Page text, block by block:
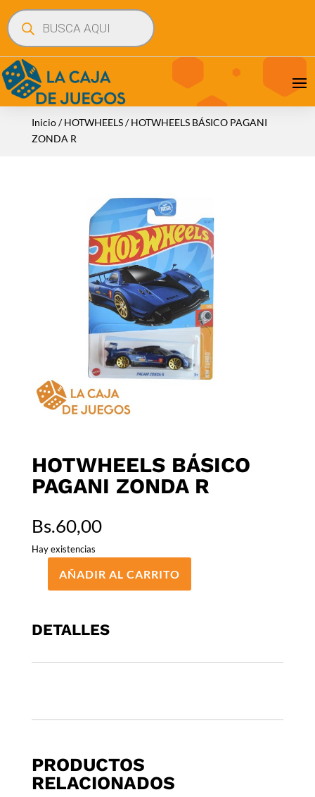
Búsqueda
de
productos
Inicio/HOTWHEELS/ HOTWHEELS BÁSICO PAGANI
ZONDA R
HOTWHEELS BÁSICO
PAGANI ZONDA R
Bs.60,00
Hay existencias
HOTWHEELS
ZONDA
cantidad
AÑADIR AL CARRITO
DETALLES
PRODUCTOS
RELACIONADOS